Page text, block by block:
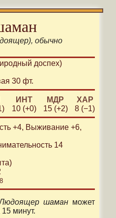
), обычно
доспех)
30 фт.
ИНТ
10 (+0)
МДР
15 (+2)
ХАР
8 (−1)
+4, Выживание +6,
14
шаманможет
минут.